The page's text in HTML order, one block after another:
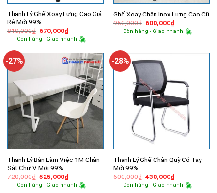
Thanh Lý Ghế Xoay Lưng Cao Giá
Rẻ Mới 99%
810,000₫ Giá
gốc
là:
670,000₫Giá
hiện
tại
670,000₫.
Còn hàng - Giao nhanh
Ghế Xoay Chân Inox Lưng Cao Cũ
950,000₫ Giá
gốc
là:
600,000₫Giá
hiện
tại
Còn hàng - Giao nhanh
-27%
Thanh Lý Bàn Làm Việc 1M Chân
Sắt Chữ V Mới 99%
720,000₫ Giá
gốc
là:
525,000₫Giá
hiện
tại
Còn hàng - Giao nhanh
-28%
Thanh Lý Ghế Chân Quỳ Có Tay
Mới 99%
600,000₫ Giá
gốc
là:
430,000₫Giá
hiện
tại
Còn hàng - Giao nhanh